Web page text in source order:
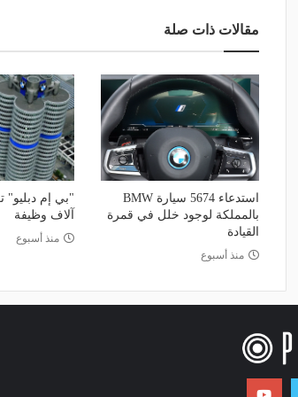
مقالات ذات صلة
استدعاء 5674 سيارة BMW
بالمملكة لوجود خلل في قمرة
القيادة
منذ أسبوع
آلاف وظيفة
منذ أسبوع